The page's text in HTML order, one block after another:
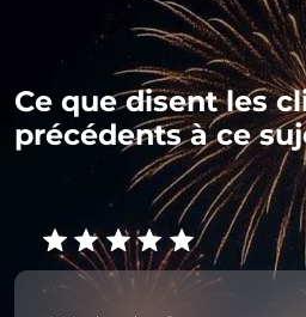
Ce que disent les
précédents à ce